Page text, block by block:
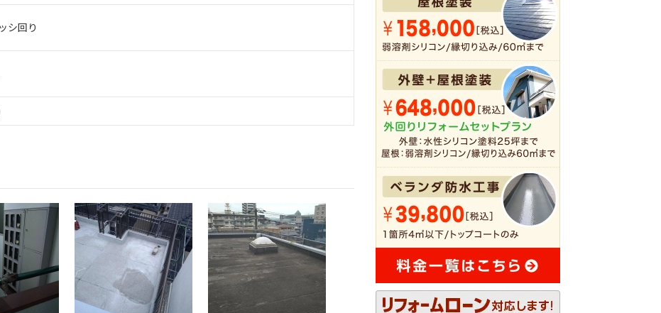
シ回り